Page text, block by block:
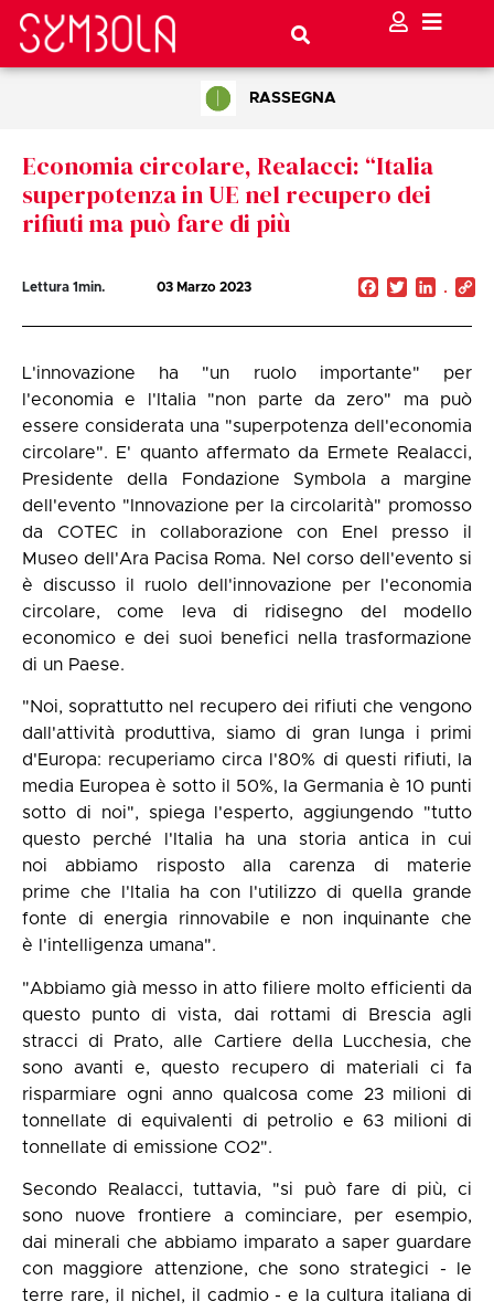
RASSEGNA
Economia circolare, Realacci: “Italia
superpotenza in UE nel recupero dei
rifiuti ma può fare di più
Lettura 1min. 03 Marzo 2023 Facebook
Twitter
L'innovazione ha "un ruolo importante" per
l'economia e l'Italia "non parte da zero" ma può
essere considerata una "superpotenza dell'economia
circolare". E' quanto affermato da Ermete Realacci,
Presidente della Fondazione Symbola a margine
dell'evento "Innovazione per la circolarità" promosso
da COTEC in collaborazione con Enel presso il
Museo dell'Ara Pacisa Roma. Nel corso dell'evento si
è discusso il ruolo dell'innovazione per l'economia
circolare, come leva di ridisegno del modello
economico e dei suoi benefici nella trasformazione
di un Paese.
"Noi, soprattutto nel recupero dei rifiuti che vengono
dall'attività produttiva, siamo di gran lunga i primi
d'Europa: recuperiamo circa l'80% di questi rifiuti, la
media Europea è sotto il 50%, la Germania è 10 punti
sotto di noi", spiega l'esperto, aggiungendo "tutto
questo perché l'Italia ha una storia antica in cui
noi abbiamo risposto alla carenza di materie
prime che l'Italia ha con l'utilizzo di quella grande
fonte di energia rinnovabile e non inquinante che
è l'intelligenza umana".
"Abbiamo già messo in atto filiere molto efficienti da
questo punto di vista, dai rottami di Brescia agli
stracci di Prato, alle Cartiere della Lucchesia, che
sono avanti e, questo recupero di materiali ci fa
risparmiare ogni anno qualcosa come 23 milioni di
tonnellate di equivalenti di petrolio e 63 milioni di
tonnellate di emissione CO2".
Secondo Realacci, tuttavia, "si può fare di più, ci
sono nuove frontiere a cominciare, per esempio,
dai minerali che abbiamo imparato a saper guardare
con maggiore attenzione, che sono strategici - le
terre rare, il nichel, il cadmio - e la cultura italiana di